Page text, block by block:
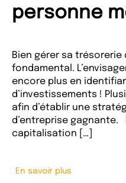
personne
Bien gérer sa trésorerie
fondamental.
encore plus en
d’investissements !
afin d’établir une
d’entreprise
capitalisation […]
En savoir plus